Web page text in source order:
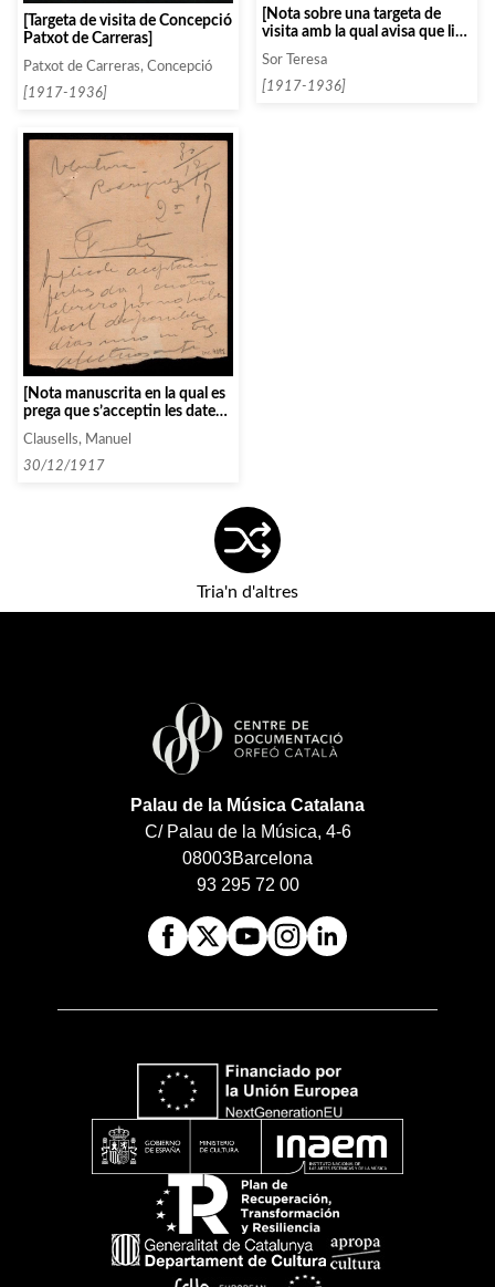
[Targeta de visita de Concepció
Patxot de Carreras]
Patxot de Carreras, Concepció
[1917-1936]
[Nota sobre una targeta de
visita amb la qual avisa que li
Joaquima»]
Sor Teresa
[1917-1936]
[Nota manuscrita en la qual es
prega que s’acceptin les dates
local els dies 1 i 3 de febrer]
Clausells, Manuel
30/12/1917
Tria'n d'altres
Palau de la Música Catalana
C/ Palau de la Música, 4-6
08003Barcelona
93 295 72 00